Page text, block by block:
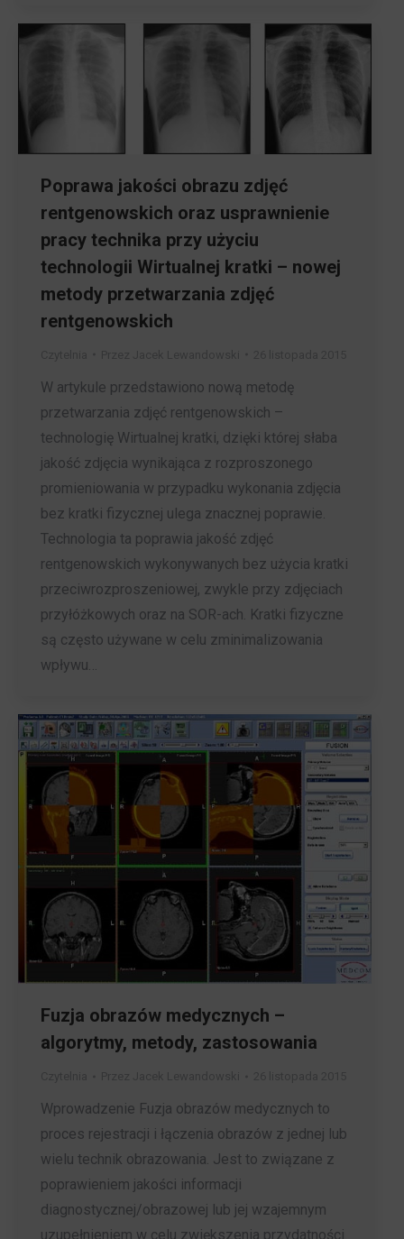
Poprawa jakości obrazu zdjęć
rentgenowskich oraz usprawnienie
pracy technika przy użyciu
technologii Wirtualnej kratki – nowej
metody przetwarzania zdjęć
rentgenowskich
W artykule przedstawiono nową metodę
przetwarzania zdjęć rentgenowskich –
technologię Wirtualnej kratki, dzięki której słaba
jakość zdjęcia wynikająca z rozproszonego
promieniowania w przypadku wykonania zdjęcia
bez kratki fizycznej ulega znacznej poprawie.
Technologia ta poprawia jakość zdjęć
rentgenowskich wykonywanych bez użycia kratki
przeciwrozproszeniowej, zwykle przy zdjęciach
przyłóżkowych oraz na SOR-ach. Kratki fizyczne
są często używane w celu zminimalizowania
wpływu…
Fuzja obrazów medycznych –
algorytmy, metody, zastosowania
Wprowadzenie Fuzja obrazów medycznych to
proces rejestracji i łączenia obrazów z jednej lub
wielu technik obrazowania. Jest to związane z
poprawieniem jakości informacji
diagnostycznej/obrazowej lub jej wzajemnym
uzupełnieniem w celu zwiększenia przydatności